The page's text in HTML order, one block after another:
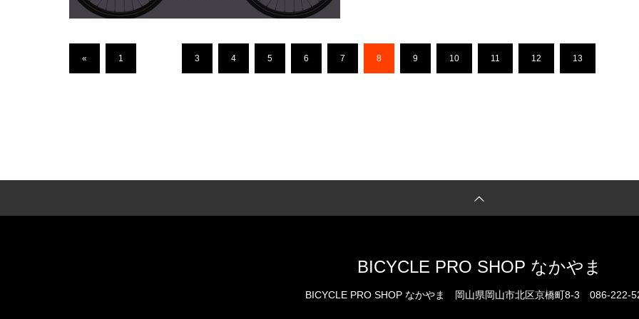
« 1 3 4 5 6 7 8 9 10 11 12 13
BICYCLE PRO SHOP なかやま
BICYCLE PRO SHOP なかやま 岡山県岡山市北区京橋町8-3 086-222-